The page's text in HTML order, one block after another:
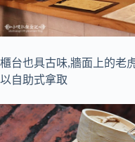
櫃台也具古味,牆面上的老
以自助式拿取